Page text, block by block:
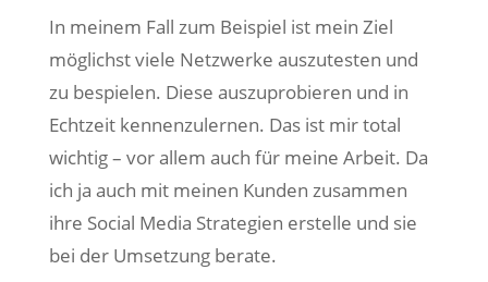
In meinem Fall zum Beispiel ist mein Ziel
möglichst viele Netzwerke auszutesten und
zu bespielen. Diese auszuprobieren und in
Echtzeit kennenzulernen. Das ist mir total
wichtig – vor allem auch für meine Arbeit. Da
ich ja auch mit meinen Kunden zusammen
ihre Social Media Strategien erstelle und sie
bei der Umsetzung berate.